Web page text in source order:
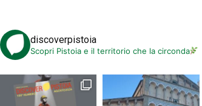
discoverpistoia
Scopri Pistoia e il territorio che la circonda